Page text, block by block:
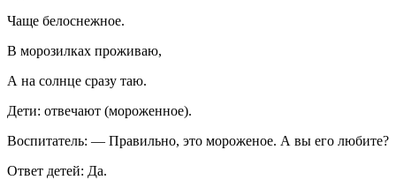
Чаще белоснежное.
В морозилках проживаю,
А на солнце сразу таю.
Дети: отвечают (мороженное).
Воспитатель: — Правильно, это мороженое. А вы его любите?
Ответ детей: Да.